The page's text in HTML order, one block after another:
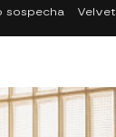
sospecha Velvet